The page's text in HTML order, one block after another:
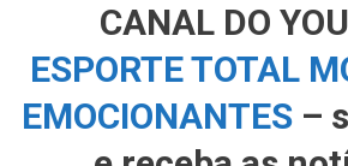
CANAL DO
ESPORTE TOTAL
EMOCIONANTES –